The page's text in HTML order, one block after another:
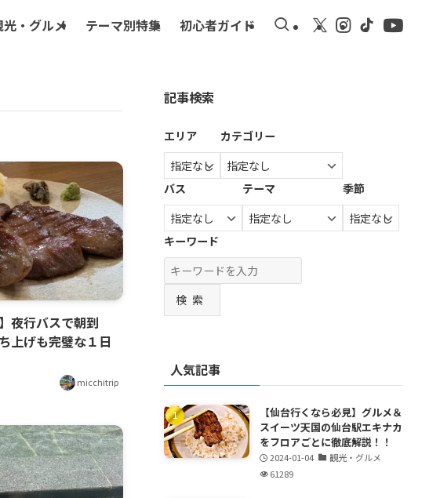
光・グルメ テーマ別特集 初心者ガイド
夜行バスで朝到
上げも完璧な１日
micchitrip
記事検索
エリア カテゴリー
バス テーマ 季節
キーワード
検索
人気記事
【仙台行くなら必見】グルメ＆
スイーツ天国の仙台駅エキナカ
をフロアごとに徹底解説！！
2024-01-04
観光・グルメ
61289